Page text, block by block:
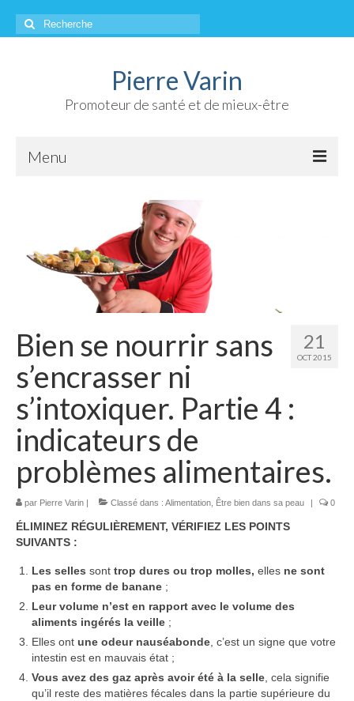
Rechercher
:
Pierre Varin
Promoteur de santé et de mieux-être
Menu
Qui suis-je ?
Chroniques
Contact
21
OCT 2015
Bien se nourrir sans
s’encrasser ni
s’intoxiquer. Partie 4 :
indicateurs de
problèmes alimentaires.
par Pierre Varin | Classé dans : Alimentation Être bien dans sa peau | 0
ÉLIMINEZ RÉGULIÈREMENT, VÉRIFIEZ LES POINTS
SUIVANTS :
Les selles sont trop dures ou trop molles, elles ne sont
pas en forme de banane ;
Leur volume n’est en rapport avec le volume des
aliments ingérés la veille ;
Elles ont une odeur nauséabonde , c’est un signe que votre
intestin est en mauvais état ;
Vous avez des gaz après avoir été à la selle , cela signifie
qu’il reste des matières fécales dans la partie supérieure du